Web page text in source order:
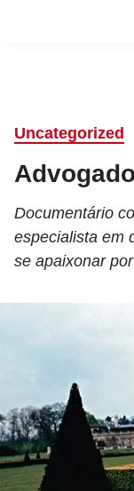
Uncategorized
Documentário
especialista em
se apaixonar